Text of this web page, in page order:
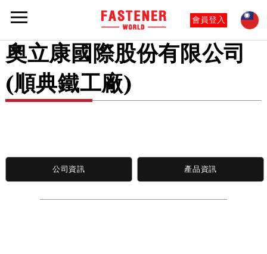
會員登入
奧立康國際股份有限公司
(順典鐵工廠)
公司資訊 產品資訊